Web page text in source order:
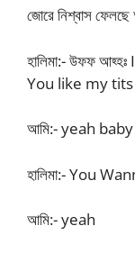
জোরে নিশ্বাস
হালিমা:- উফফ
You like my tits
আমি:- yeah baby
হালিমা:- You
আমি:- yeah